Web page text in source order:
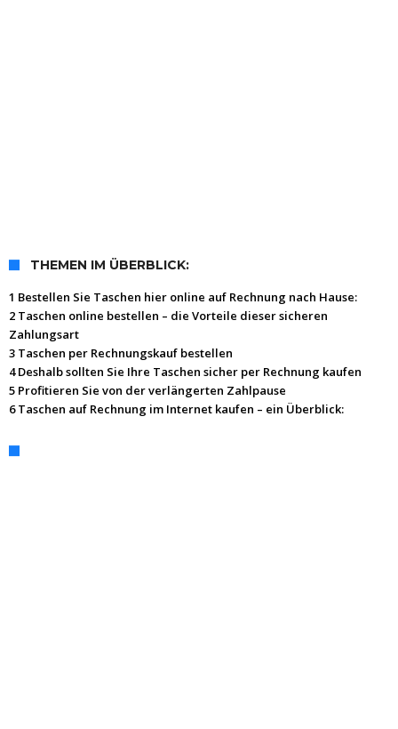
THEMEN IM ÜBERBLICK:
1 Bestellen Sie Taschen hier online auf Rechnung nach Hause:
2 Taschen online bestellen – die Vorteile dieser sicheren
Zahlungsart
3 Taschen per Rechnungskauf bestellen
4 Deshalb sollten Sie Ihre Taschen sicher per Rechnung kaufen
5 Profitieren Sie von der verlängerten Zahlpause
6 Taschen auf Rechnung im Internet kaufen – ein Überblick: